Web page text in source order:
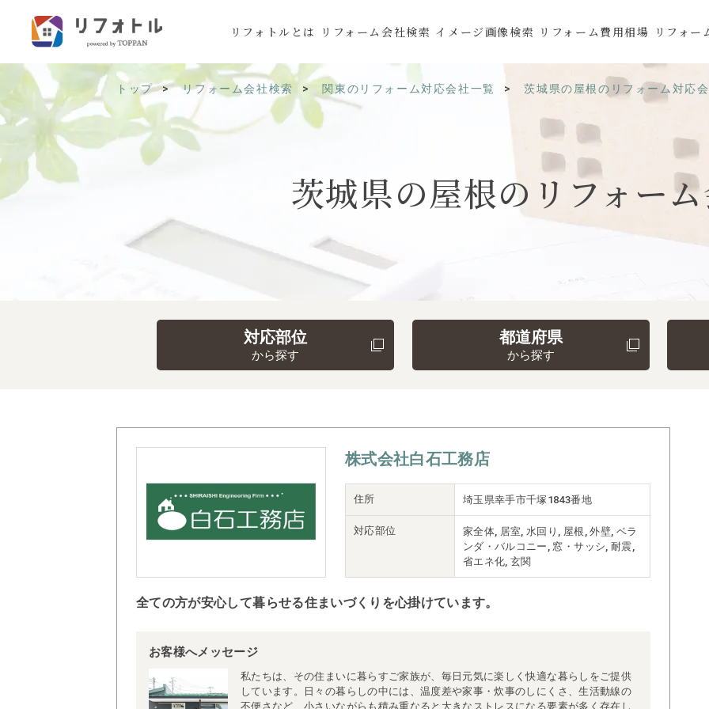
リフォトルとは リフォーム会社検索 イメージ画像検索 リフォーム費用相場 リフォー
トップ リフォーム会社検索 関東のリフォーム対応会社一覧 茨城県の屋根のリフォーム対応
茨城県の屋根の リフォー
対応部位
から探す
都道府県
から探す
株式会社白石工務店
住所 埼玉県幸手市千塚1843番地
対応部位
家全体, 居室, 水回り, 屋根, 外壁, ベラ
ンダ・バルコニー, 窓・サッシ, 耐震,
省エネ化, 玄関
全ての方が安心して暮らせる住まいづくりを心掛けています。
お客様へメッセージ
私たちは、その住まいに暮らすご家族が、毎日元気に楽しく快適な暮らしをご提供
しています。日々の暮らしの中には、温度差や家事・炊事のしにくさ、生活動線の
不便さなど、小さいながらも積み重なると大きなストレスになる要素が多く存在し